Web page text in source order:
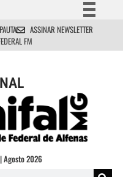
Simplifique!
Comunica BR
Acesso à informação
Legislação
Canais
ASSINAR NEWSLETTER
FM
Agosto 2026